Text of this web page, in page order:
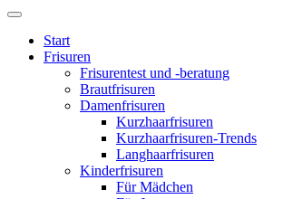
Start
Frisuren
Frisurentest und -beratung
Brautfrisuren
Damenfrisuren
Kurzhaarfrisuren
Kurzhaarfrisuren-Trends
Langhaarfrisuren
Kinderfrisuren
Für Mädchen